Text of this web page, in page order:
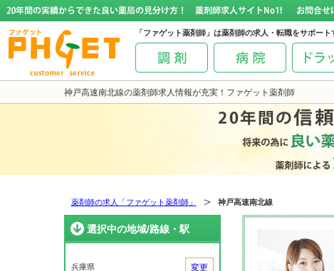
神戸高速南北線の薬剤師求人情報が充実！ファゲット薬剤師
「ファゲット薬剤師」は薬剤師の求人・転職をサポート
薬剤師の求人「ファゲット薬剤師」 神戸高速南北線
選択中の地域/路線・駅
兵庫県 変更